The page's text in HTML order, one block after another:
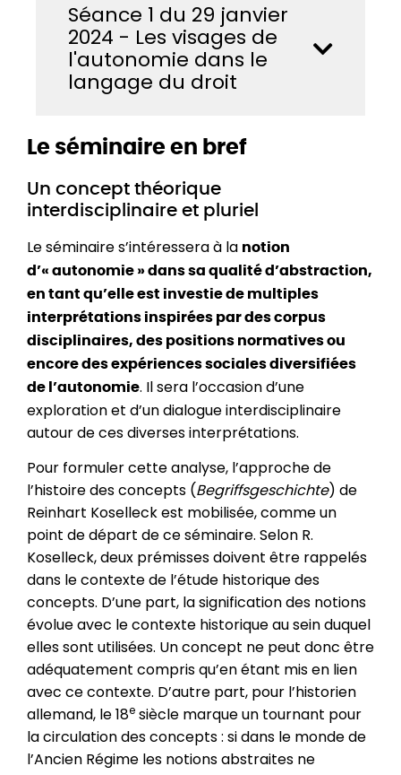
Séance 1 du 29 janvier
2024 - Les visages de
l'autonomie dans le
langage du droit
Le séminaire en bref
Un concept théorique
interdisciplinaire et pluriel
Le séminaire s’intéressera à la notion
d’« autonomie » dans sa qualité d’abstraction,
en tant qu’elle est investie de multiples
interprétations inspirées par des corpus
disciplinaires, des positions normatives ou
encore des expériences sociales diversifiées
de l’autonomie. Il sera l’occasion d’une
exploration et d’un dialogue interdisciplinaire
autour de ces diverses interprétations.
Pour formuler cette analyse, l’approche de
l’histoire des concepts (Begriffsgeschichte) de
Reinhart Koselleck est mobilisée, comme un
point de départ de ce séminaire. Selon R.
Koselleck, deux prémisses doivent être rappelés
dans le contexte de l’étude historique des
concepts. D’une part, la signification des notions
évolue avec le contexte historique au sein duquel
elles sont utilisées. Un concept ne peut donc être
adéquatement compris qu’en étant mis en lien
avec ce contexte. D’autre part, pour l’historien
allemand, le 18e siècle marque un tournant pour
la circulation des concepts : si dans le monde de
l’Ancien Régime les notions abstraites ne